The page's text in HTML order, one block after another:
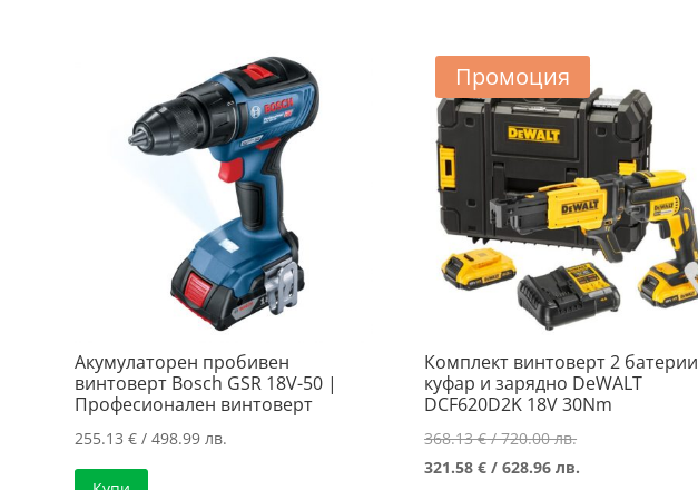
787.50 лв..
324.45 лв..
Акумулаторен пробивен
винтоверт Bosch GSR 18V-50 |
Професионален винтоверт
255.13€ / 498.99 лв.
Промоция
Комплект винтоверт 2 батерии
куфар и зарядно DeWALT
DCF620D2K 18V 30Nm
368.13€/ 720.00 лв.Original
price
321.58€ / 628.96 лв.